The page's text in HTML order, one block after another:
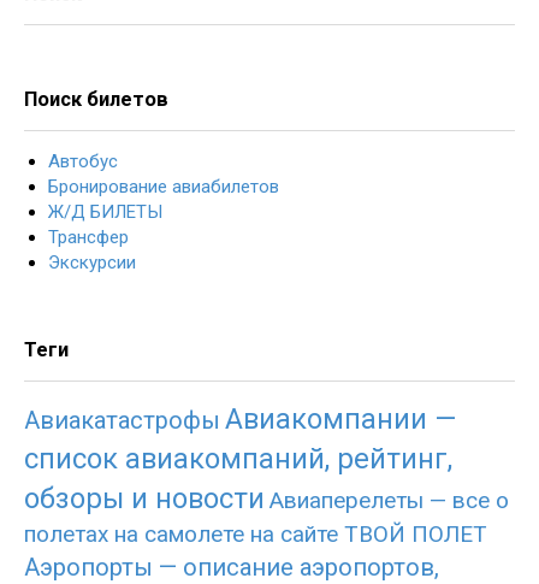
Поиск билетов
Автобус
Бронирование авиабилетов
Ж/Д БИЛЕТЫ
Трансфер
Экскурсии
Теги
Авиакатастрофы Авиакомпании —
список авиакомпаний, рейтинг,
обзоры и новости Авиаперелеты — все о
полетах на самолете на сайте ТВОЙ ПОЛЕТ
Аэропорты — описание аэропортов,